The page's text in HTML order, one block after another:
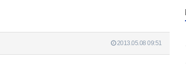
2013.05.08 09:51